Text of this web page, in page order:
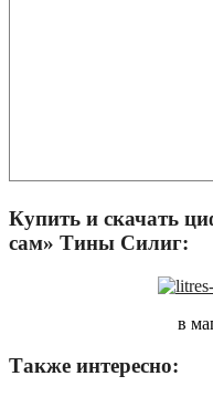
Купить и скачать
сам» Тины Силиг:
в
Также интересно: